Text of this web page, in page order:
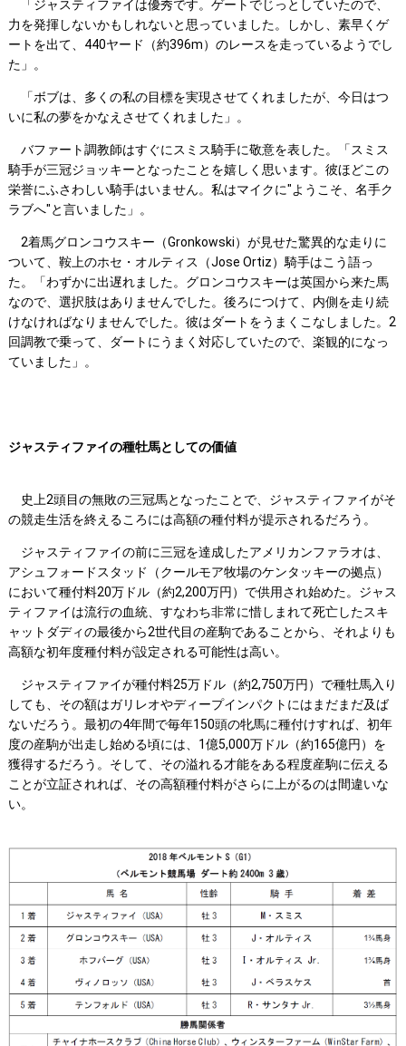
「ジャスティファイは優秀です。ゲートでじっとしていたので、
力を発揮しないかもしれないと思っていました。しかし、素早くゲ
ートを出て、440ヤード（約396m）のレースを走っているようでし
た」。
「ボブは、多くの私の目標を実現させてくれましたが、今日はつ
いに私の夢をかなえさせてくれました」。
バファート調教師はすぐにスミス騎手に敬意を表した。「スミス
騎手が三冠ジョッキーとなったことを嬉しく思います。彼ほどこの
栄誉にふさわしい騎手はいません。私はマイクに"ようこそ、名手ク
ラブへ"と言いました」。
2着馬グロンコウスキー（Gronkowski）が見せた驚異的な走りに
ついて、鞍上のホセ・オルティス（Jose Ortiz）騎手はこう語っ
た。「わずかに出遅れました。グロンコウスキーは英国から来た馬
なので、選択肢はありませんでした。後ろにつけて、内側を走り続
けなければなりませんでした。彼はダートをうまくこなしました。2
回調教で乗って、ダートにうまく対応していたので、楽観的になっ
ていました」。
ジャスティファイの種牡馬としての価値
史上2頭目の無敗の三冠馬となったことで、ジャスティファイがそ
の競走生活を終えるころには高額の種付料が提示されるだろう。
ジャスティファイの前に三冠を達成したアメリカンファラオは、
アシュフォードスタッド（クールモア牧場のケンタッキーの拠点）
において種付料20万ドル（約2,200万円）で供用され始めた。ジャス
ティファイは流行の血統、すなわち非常に惜しまれて死亡したスキ
ャットダディの最後から2世代目の産駒であることから、それよりも
高額な初年度種付料が設定される可能性は高い。
ジャスティファイが種付料25万ドル（約2,750万円）で種牡馬入り
しても、その額はガリレオやディープインパクトにはまだまだ及ば
ないだろう。最初の4年間で毎年150頭の牝馬に種付けすれば、初年
度の産駒が出走し始める頃には、1億5,000万ドル（約165億円）を
獲得するだろう。そして、その溢れる才能をある程度産駒に伝える
ことが立証されれば、その高額種付料がさらに上がるのは間違いな
い。